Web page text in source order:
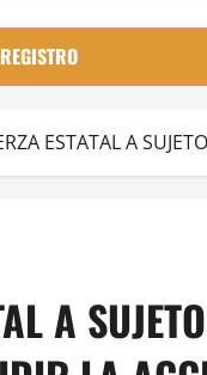
REGISTRO
ESTATAL A
A